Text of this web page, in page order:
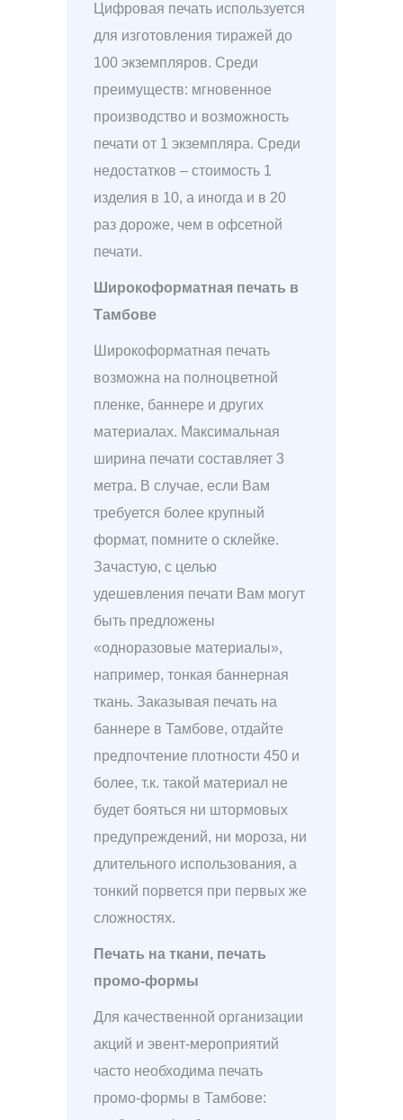
Цифровая печать используется
для изготовления тиражей до
100 экземпляров. Среди
преимуществ: мгновенное
производство и возможность
печати от 1 экземпляра. Среди
недостатков – стоимость 1
изделия в 10, а иногда и в 20
раз дороже, чем в офсетной
печати.
Широкоформатная печать в
Тамбове
Широкоформатная печать
возможна на полноцветной
пленке, баннере и других
материалах. Максимальная
ширина печати составляет 3
метра. В случае, если Вам
требуется более крупный
формат, помните о склейке.
Зачастую, с целью
удешевления печати Вам могут
быть предложены
«одноразовые материалы»,
например, тонкая баннерная
ткань. Заказывая печать на
баннере в Тамбове, отдайте
предпочтение плотности 450 и
более, т.к. такой материал не
будет бояться ни штормовых
предупреждений, ни мороза, ни
длительного использования, а
тонкий порвется при первых же
сложностях.
Печать на ткани, печать
промо-формы
Для качественной организации
акций и эвент-мероприятий
часто необходима печать
промо-формы в Тамбове: